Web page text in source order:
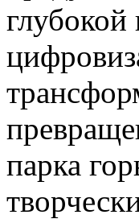
глубокой
парка